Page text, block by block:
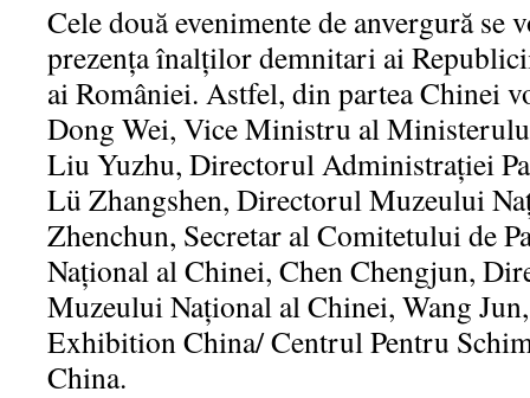
Cele două evenimente de anvergură se
prezența înalților demnitari ai
ai României. Astfel, din partea Chinei
Dong Wei, Vice Ministru al
Liu Yuzhu, Directorul Administrației
Lü Zhangshen, Directorul Muzeului
Zhenchun, Secretar al Comitetului de
Național al Chinei, Chen Chengjun,
Muzeului Național al Chinei, Wang
Exhibition China/ Centrul Pentru
China.